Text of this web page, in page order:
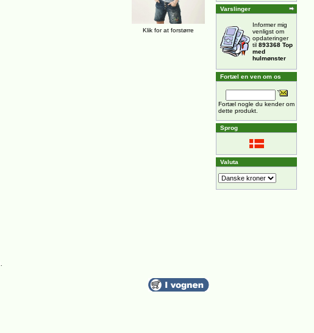
Klik for at forstørre
Varslinger
Informer mig
venligst om
opdateringer
til 893368 Top
med
hulmønster
Fortæl en ven om os
Fortæl nogle du kender om
dette produkt.
Sprog
Valuta